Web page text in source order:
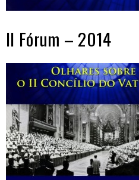
II Fórum – 2014